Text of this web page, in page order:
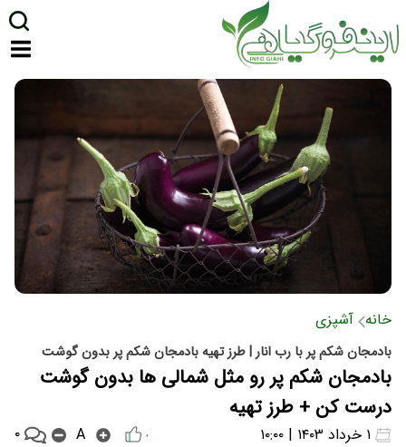
خانه آشپزی
بادمجان شکم پر با رب انار | طرز تهیه بادمجان شکم پر بدون گوشت
بادمجان شکم پر رو مثل شمالی ها بدون گوشت
درست کن + طرز تهیه
۰ A ۰